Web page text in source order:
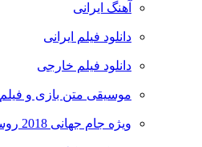
آهنگ ایرانی
دانلود فیلم ایرانی
دانلود فیلم خارجی
موسیقی متن بازی و فیلم
ویژه جام جهانی 2018 روسیه